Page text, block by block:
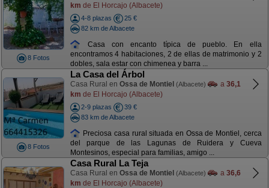
8 Fotos
km de El Horcajo (Albacete)
4-8 plazas
25 €
82 km de Albacete
Casa con encanto típica de pueblo. En ella
encontramos 4 habitaciones, 2 de ellas de matrimonio y 2
dobles, sala estar con chimenea y barra ...
8 Fotos
La Casa del Árbol
Casa Rural en Ossa de Montiel (Albacete) a 36,1
km de El Horcajo (Albacete)
2-9 plazas
39 €
83 km de Albacete
Preciosa casa rural situada en Ossa de Montiel, cerca
del parque de las Lagunas de Ruidera y Cueva
Montesinos, especial para familias, amigo ...
Casa Rural La Teja
Casa Rural en Ossa de Montiel (Albacete) a 36,6
km de El Horcajo (Albacete)